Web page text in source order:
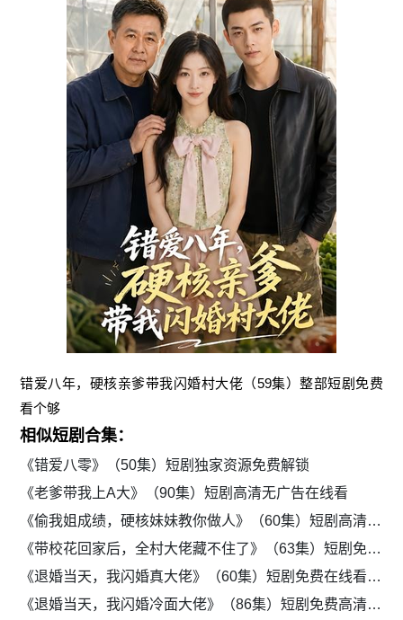
错爱八年，硬核亲爹带我闪婚村大佬（59集）整部短剧免费
看个够
相似短剧合集：
《错爱八零》（50集）短剧独家资源免费解锁
《老爹带我上A大》（90集）短剧高清无广告在线看
《偷我姐成绩，硬核妹妹教你做人》（60集）短剧高清全集在线看
《带校花回家后，全村大佬藏不住了》（63集）短剧免费看全集无广告
《退婚当天，我闪婚真大佬》（60集）短剧免费在线看全集
《退婚当天，我闪婚冷面大佬》（86集）短剧免费高清看全集